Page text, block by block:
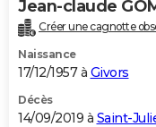
Jean-claude
Créer une cagnotte
Naissance
17/12/1957 à Givors
Décès
14/09/2019 à Saint-